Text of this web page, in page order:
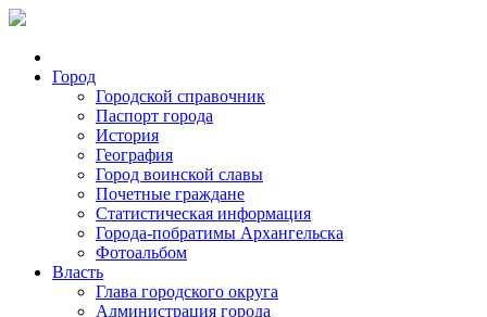
Город
Городской справочник
Паспорт города
История
География
Город воинской славы
Почетные граждане
Статистическая информация
Города-побратимы Архангельска
Фотоальбом
Власть
Глава городского округа
Администрация города